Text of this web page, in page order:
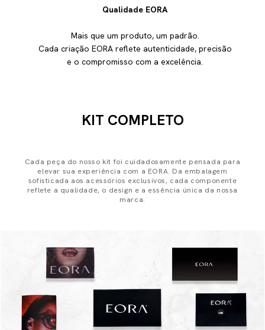
Qualidade EORA
Mais que um produto, um padrão.
Cada criação EORA reflete autenticidade, precisão
e o compromisso com a excelência.
KIT COMPLETO
Cada peça do nosso kit foi cuidadosamente pensada para
elevar sua experiência com a EORA. Da embalagem
sofisticada aos acessórios exclusivos, cada componente
reflete a qualidade, o design e a essência única da nossa
marca.